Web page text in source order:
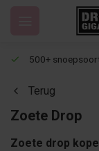
500+
Terug
Zoete Drop
Zoete drop